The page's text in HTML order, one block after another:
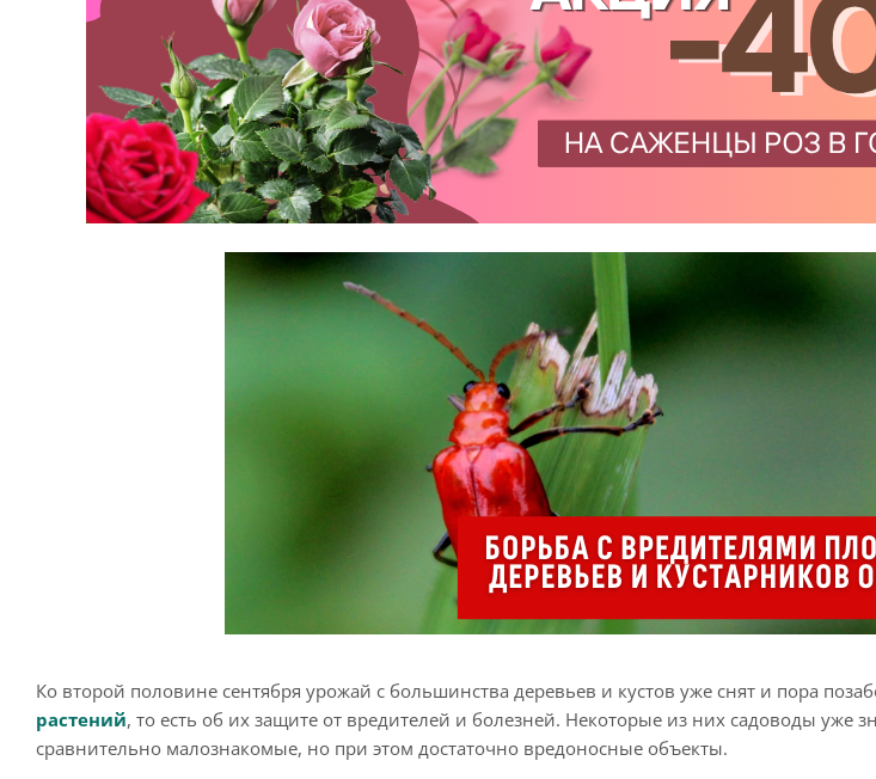
Ко второй половине сентября урожай с большинства деревьев и кустов уже снят и пора
растений, то есть об их защите от вредителей и болезней. Некоторые из них садоводы уже
сравнительно малознакомые, но при этом достаточно вредоносные объекты.